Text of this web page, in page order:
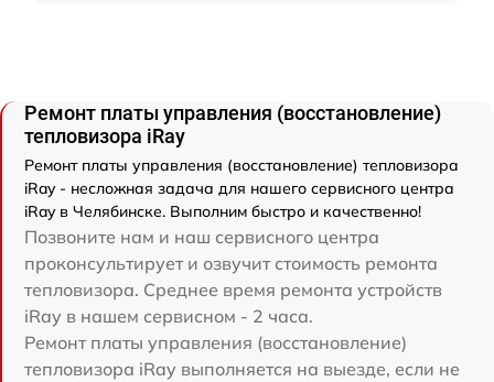
Ремонт платы управления (восстановление)
тепловизора iRay
Ремонт платы управления (восстановление) тепловизора
iRay - несложная задача для нашего сервисного центра
iRay в Челябинске. Выполним быстро и качественно!
Позвоните нам и наш сервисного центра
проконсультирует и озвучит стоимость ремонта
тепловизора. Среднее время ремонта устройств
iRay в нашем сервисном - 2 часа.
Ремонт платы управления (восстановление)
тепловизора iRay выполняется на выезде, если не